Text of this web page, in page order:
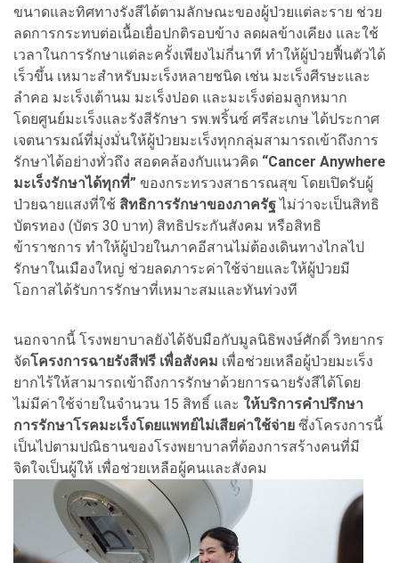
ขนาดและทิศทางรังสีได้ตามลักษณะของผู้ป่วยแต่ละราย ช่วย
ลดการกระทบต่อเนื้อเยื่อปกติรอบข้าง ลดผลข้างเคียง และใช้
เวลาในการรักษาแต่ละครั้งเพียงไม่กี่นาที ทำให้ผู้ป่วยฟื้นตัวได้
เร็วขึ้น เหมาะสำหรับมะเร็งหลายชนิด เช่น มะเร็งศีรษะและ
ลำคอ มะเร็งเต้านม มะเร็งปอด และมะเร็งต่อมลูกหมาก
โดยศูนย์มะเร็งและรังสีรักษา รพ.พริ้นซ์ ศรีสะเกษ ได้ประกาศ
เจตนารมณ์ที่มุ่งมั่นให้ผู้ป่วยมะเร็งทุกกลุ่มสามารถเข้าถึงการ
รักษาได้อย่างทั่วถึง สอดคล้องกับแนวคิด “Cancer Anywhere
มะเร็งรักษาได้ทุกที่” ของกระทรวงสาธารณสุข โดยเปิดรับผู้
ป่วยฉายแสงที่ใช้ สิทธิการรักษาของภาครัฐไม่ว่าจะเป็นสิทธิ
บัตรทอง (บัตร 30 บาท) สิทธิประกันสังคม หรือสิทธิ
ข้าราชการ ทำให้ผู้ป่วยในภาคอีสานไม่ต้องเดินทางไกลไป
รักษาในเมืองใหญ่ ช่วยลดภาระค่าใช้จ่ายและให้ผู้ป่วยมี
โอกาสได้รับการรักษาที่เหมาะสมและทันท่วงที
นอกจากนี้ โรงพยาบาลยังได้จับมือกับมูลนิธิพงษ์ศักดิ์ วิทยากร
จัดโครงการฉายรังสีฟรี เพื่อสังคม เพื่อช่วยเหลือผู้ป่วยมะเร็ง
ยากไร้ให้สามารถเข้าถึงการรักษาด้วยการฉายรังสีได้โดย
ไม่มีค่าใช้จ่ายในจำนวน 15 สิทธิ์ และ ให้บริการคำปรึกษา
การรักษาโรคมะเร็งโดยแพทย์ไม่เสียค่าใช้จ่าย ซึ่งโครงการนี้
เป็นไปตามปณิธานของโรงพยาบาลที่ต้องการสร้างคนที่มี
จิตใจเป็นผู้ให้ เพื่อช่วยเหลือผู้คนและสังคม